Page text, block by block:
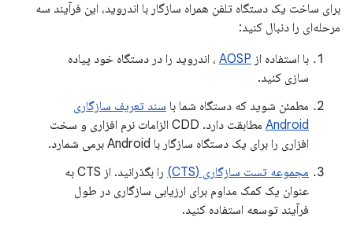
برای ساخت یک دستگاه تلفن همراه سازگار با اندروید، این فرآیند سه
مرحله‌ای را دنبال کنید:
با استفاده از AOSP ، اندروید را در دستگاه خود پیاده
سازی کنید.
مطمئن شوید که دستگاه شما با سند تعریف سازگاری
Android
مطابقت دارد. CDD الزامات نرم افزاری و سخت
افزاری را برای یک دستگاه سازگار با Android برمی شمارد.
مجموعه تست سازگاری (CTS)
را بگذرانید. از CTS به
عنوان یک کمک مداوم برای ارزیابی سازگاری در طول
فرآیند توسعه استفاده کنید.